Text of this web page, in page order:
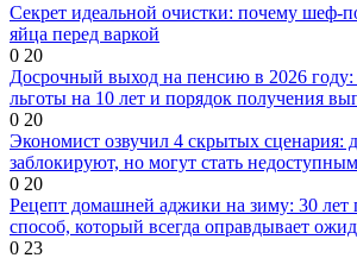
Секрет идеальной очистки: почему шеф-
яйца перед варкой
0 20
Досрочный выход на пенсию в 2026
льготы на 10 лет и порядок получения
0 20
Экономист озвучил 4 скрытых сценария:
заблокируют, но могут стать
0 20
Рецепт домашней аджики на зиму: 30 лет
способ, который всегда оправдывает
0 23